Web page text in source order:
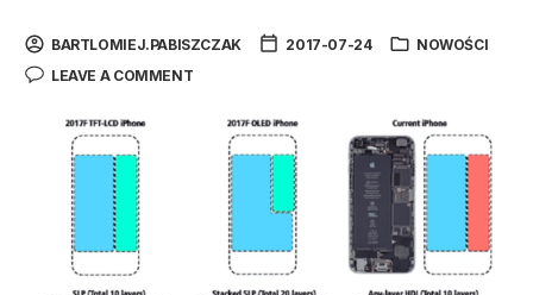
BARTLOMIEJ.PABISZCZAK 2017-07-24
NOWOŚCI
LEAVE A COMMENT